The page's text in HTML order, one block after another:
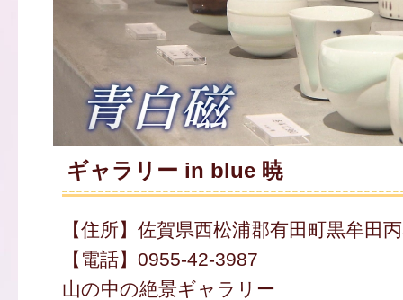
ギャラリー in blue 暁
【住所】佐賀県西松浦郡有田町黒牟田
【電話】0955-42-3987
山の中の絶景ギャラリー